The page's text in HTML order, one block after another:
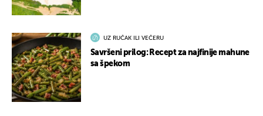
UZ RUČAK ILI VEČERU
Savršeni prilog: Recept za najfinije mahune
sa špekom